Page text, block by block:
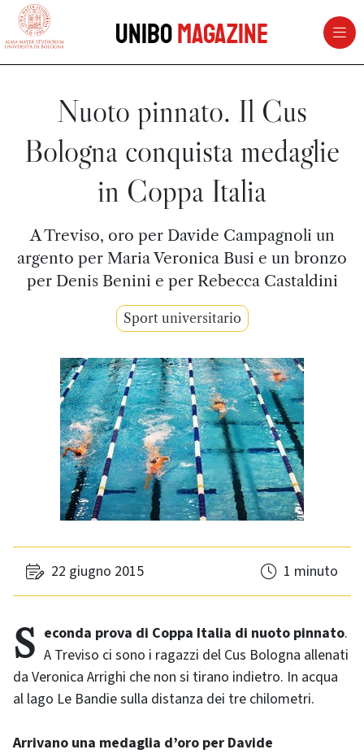
vai al contenuto della pagina
UniboMagazine
Nuoto pinnato. Il Cus
Bologna conquista medaglie
in Coppa Italia
A Treviso, oro per Davide Campagnoli un
argento per Maria Veronica Busi e un bronzo
per Denis Benini e per Rebecca Castaldini
Sport universitario
22 giugno 2015 1 minuto
Seconda prova di Coppa Italia di nuoto pinnato.
A Treviso ci sono i ragazzi del Cus Bologna allenati
da Veronica Arrighi che non si tirano indietro. In acqua
al lago Le Bandie sulla distanza dei tre chilometri.
Arrivano una medaglia d’oro per Davide